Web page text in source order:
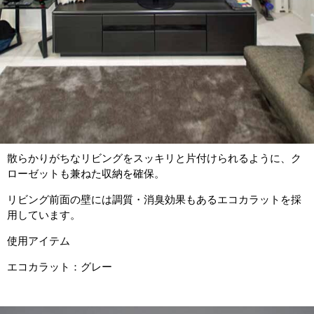
散らかりがちなリビングをスッキリと片付けられるように、ク
ローゼットも兼ねた収納を確保。
リビング前面の壁には調質・消臭効果もあるエコカラットを採
用しています。
使用アイテム
エコカラット：グレー